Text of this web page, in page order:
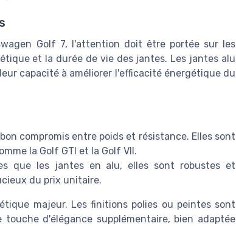
Golf 7, l'attention doit être portée sur les
et la durée de vie des jantes. Les jantes alu
capacité à améliorer l'efficacité énergétique du
compromis entre poids et résistance. Elles sont
la Golf GTI et la Golf VII.
que les jantes en alu, elles sont robustes et
du prix unitaire.
majeur. Les finitions polies ou peintes sont
d'élégance supplémentaire, bien adaptée